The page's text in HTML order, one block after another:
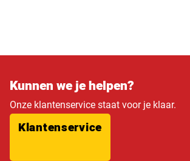
Kunnen we je helpen?
Onze klantenservice staat voor je klaar.
Klantenservice